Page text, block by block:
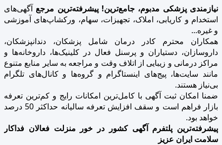
نیازمندی پزشکی مدبوم، جامع‌ترین! پیشرفته‌ترین مرجع آگهی‌های
استخدام و کاریابی، املاک، تجهیزات، سهام، ورکشاپ‌های آموزشی
و غیره...
همکاران محترم کادر درمان شامل پزشکان، دندانپزشکان،
داروسازان، دستیاران و پرسنل فعال در کلینیک‌ها، داروخانه‌ها و
مراکز درمانی و زیبایی از اتلاف وقت و مراجعه به سایر منابع متنوع
مانند سایت‌ها، پیج‌های اینستاگرام و گروه‌ها و کانال‌های تلگرام
بی‌نیاز هستند.
ضمنا امکان ثبت آگهی با کامل‌ترین امکانات رایج و کم‌ترین تعرفه
بازار فراهم است و سقف افزایش تعرفه سالیانه حداکثر 50 درصد
خواهد بود.
پیشرفته‌ترین پلتفرم آگهی کشور در خور منزلت فعالان فداکار
سلامت ایران عزیز